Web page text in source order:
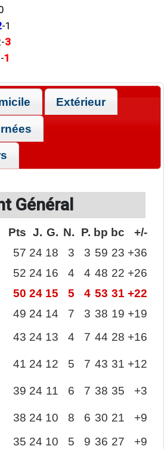
-1
-3
-1
Extérieur
Général
Pts J. G. N. P. bp bc
+/-
57 24 18 3 3 59 23 +36
52 24 16 4 4 48 22 +26
50 24 15 5 4 53 31 +22
49 24 14 7 3 38 19 +19
43 24 13 4 7 44 28 +16
41 24 12 5 7 43 31 +12
39 24 11 6 7 38 35 +3
38 24 10 8 6 30 21
+9
35 24 10 5 9 36 27
+9